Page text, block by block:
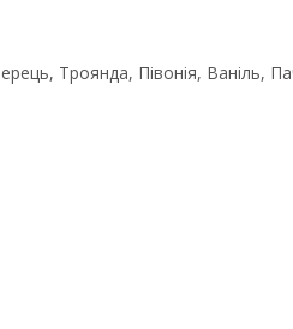
Троянда, Півонія, Ваніль,